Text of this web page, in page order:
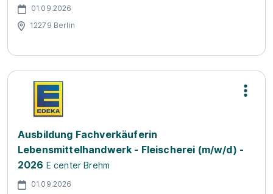
01.09.2026
12279 Berlin
Ausbildung Fachverkäuferin
Lebensmittelhandwerk - Fleischerei (m/w/d) -
2026 E center Brehm
01.09.2026